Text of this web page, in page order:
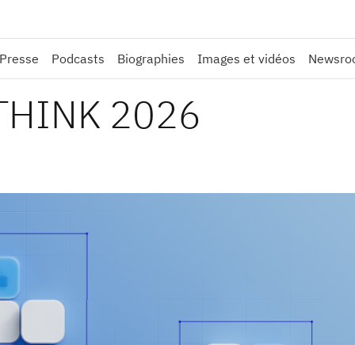
Podcasts Biographies Images et vidéos
2026